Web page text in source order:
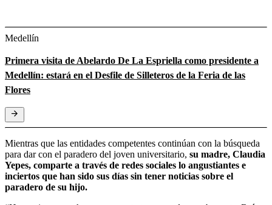
Medellín
Primera visita de Abelardo De La Espriella como presidente a
Medellín: estará en el Desfile de Silleteros de la Feria de las
Flores
Mientras que las entidades competentes continúan con la búsqueda
para dar con el paradero del joven universitario, su madre, Claudia
Yepes, comparte a través de redes sociales lo angustiantes e
inciertos que han sido sus días sin tener noticias sobre el
paradero de su hijo.